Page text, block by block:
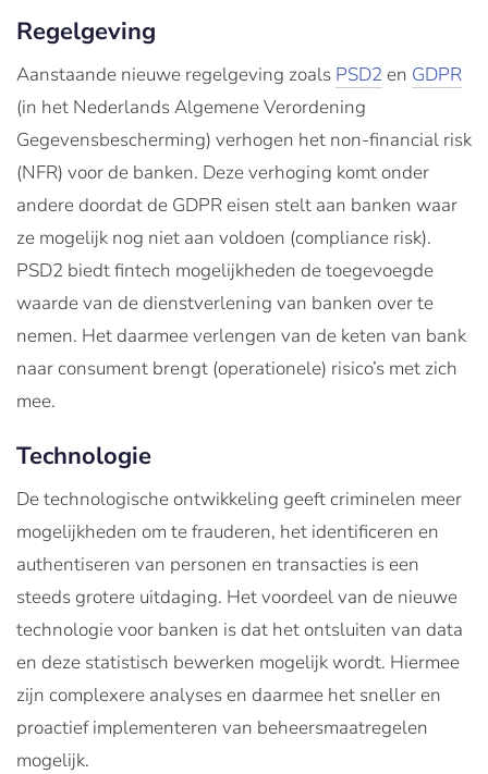
Regelgeving
Aanstaande nieuwe regelgeving zoals PSD2 en GDPR
(in het Nederlands Algemene Verordening
Gegevensbescherming) verhogen het non-financial risk
(NFR) voor de banken. Deze verhoging komt onder
andere doordat de GDPR eisen stelt aan banken waar
ze mogelijk nog niet aan voldoen (compliance risk).
PSD2 biedt fintech mogelijkheden de toegevoegde
waarde van de dienstverlening van banken over te
nemen. Het daarmee verlengen van de keten van bank
naar consument brengt (operationele) risico’s met zich
mee.
Technologie
De technologische ontwikkeling geeft criminelen meer
mogelijkheden om te frauderen, het identificeren en
authentiseren van personen en transacties is een
steeds grotere uitdaging. Het voordeel van de nieuwe
technologie voor banken is dat het ontsluiten van data
en deze statistisch bewerken mogelijk wordt. Hiermee
zijn complexere analyses en daarmee het sneller en
proactief implementeren van beheersmaatregelen
mogelijk.